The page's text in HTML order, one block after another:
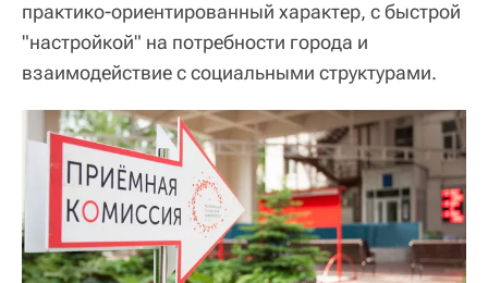
практико-ориентированный характер, с быстрой
"настройкой" на потребности города и
взаимодействие с социальными структурами.